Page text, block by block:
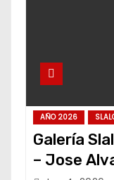
AÑO 2026
Galería
– Jose